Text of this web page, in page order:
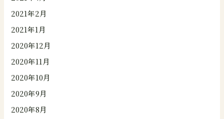
2021年2月
2021年1月
2020年12月
2020年11月
2020年10月
2020年9月
2020年8月